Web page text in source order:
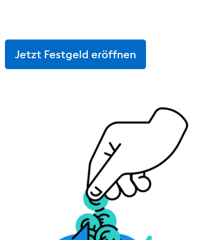
Jetzt Festgeld eröffnen